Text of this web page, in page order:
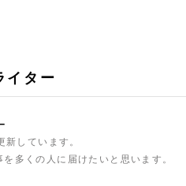
イター
しています。
多くの人に届けたいと思います。